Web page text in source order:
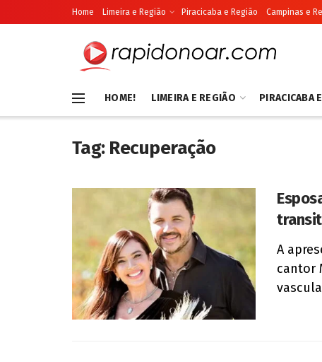
Home Limeira e Região Piracicaba e Região Campinas e
HOME! LIMEIRA E REGIÃO PIRACICABA
Tag: Recuperação
A
cantor